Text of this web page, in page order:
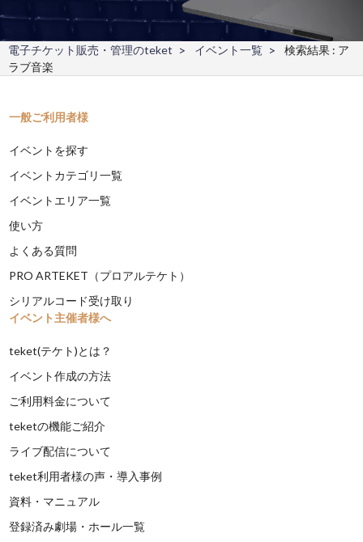
電子チケット販売・管理のteket イベント一覧
検索結果 : ア
ラブ音楽
一般ご利用者様
イベントを探す
イベントカテゴリ一覧
イベントエリア一覧
使い方
よくある質問
PRO ARTEKET（プロアルテケト）
シリアルコード受け取り
イベント主催者様へ
teket(テケト)とは？
イベント作成の方法
ご利用料金について
teketの機能ご紹介
ライブ配信について
teket利用者様の声・導入事例
資料・マニュアル
登録済み劇場・ホール一覧